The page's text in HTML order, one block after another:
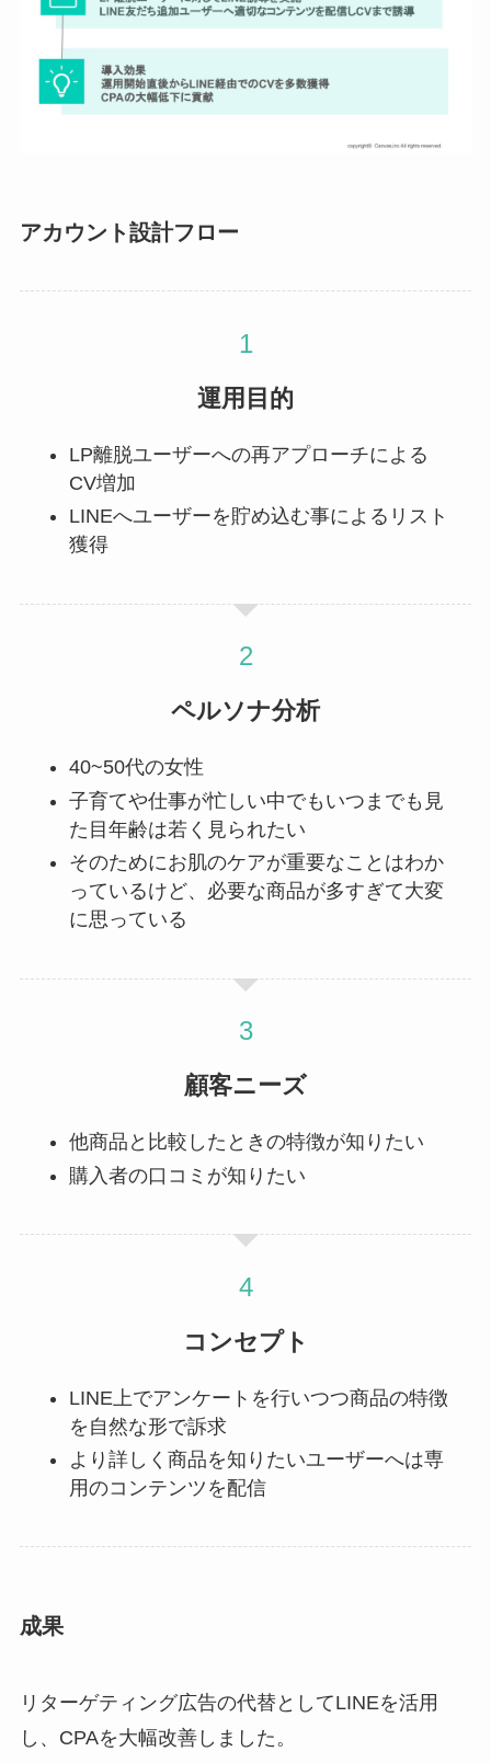
アカウント設計フロー
運用目的
LP離脱ユーザーへの再アプローチによる
CV増加
LINEへユーザーを貯め込む事によるリスト
獲得
ペルソナ分析
40~50代の女性
子育てや仕事が忙しい中でもいつまでも見
た目年齢は若く見られたい
そのためにお肌のケアが重要なことはわか
っているけど、必要な商品が多すぎて大変
に思っている
顧客ニーズ
他商品と比較したときの特徴が知りたい
購入者の口コミが知りたい
コンセプト
LINE上でアンケートを行いつつ商品の特徴
を自然な形で訴求
より詳しく商品を知りたいユーザーへは専
用のコンテンツを配信
成果
リターゲティング広告の代替としてLINEを活用
し、CPAを大幅改善しました。